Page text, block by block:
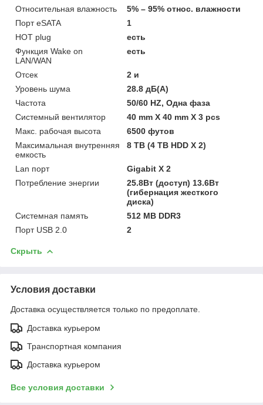
Относительная влажность
5% – 95% относ. влажности
Порт eSATA
1
HOT plug
есть
Функция Wake on
LAN/WAN
есть
Отсек
2 и
Уровень шума
28.8 дБ(A)
Частота
50/60 HZ, Одна фаза
Системный вентилятор
40 mm X 40 mm X 3 pcs
Макс. рабочая высота
6500 футов
Максимальная внутренняя
емкость
8 TB (4 TB HDD X 2)
Lan порт
Gigabit X 2
Потребление энергии
25.8Вт (доступ) 13.6Вт
(гибернация жесткого
диска)
Системная память
512 MB DDR3
Порт USB 2.0
2
Скрыть
Условия доставки
Доставка осуществляется только по предоплате.
Доставка курьером
Транспортная компания
Доставка курьером
Все условия доставки